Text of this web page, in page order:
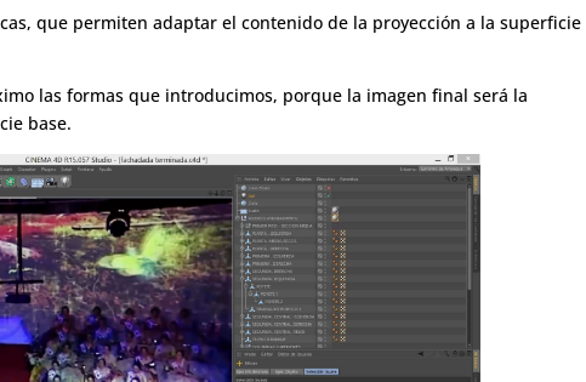
que permiten adaptar el contenido de la proyección a la superficie
las formas que introducimos, porque la imagen final será la
base.